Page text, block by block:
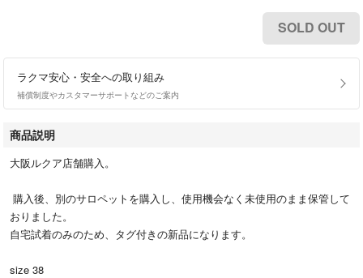
SOLD OUT
ラクマ安心・安全への取り組み
補償制度やカスタマーサポートなどのご案内
商品説明
大阪ルクア店舗購入。
購入後、別のサロペットを購入し、使用機会なく未使用のまま保管して
おりました。
自宅試着のみのため、タグ付きの新品になります。
size 38